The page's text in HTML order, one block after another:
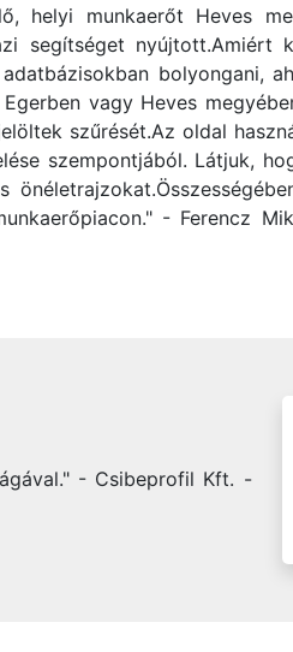
helyi munkaerőt Heves
segítséget nyújtott.Amiért
bolyongani,
vagy Heves
szűrését.Az oldal
szempontjából. Látjuk,
- Ferencz
- Csibeprofil Kft. -